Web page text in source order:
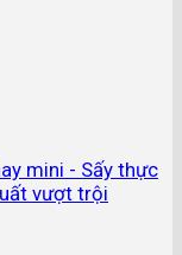
mini - Sấy thực
vượt trội